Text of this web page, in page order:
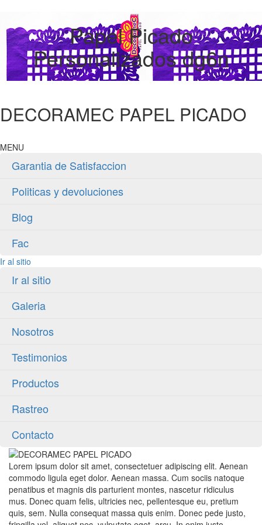
Papel Picado
Personalizados dg6n
DECORAMEC PAPEL PICADO
MENU
Garantia de Satisfaccion
Politicas y devoluciones
Blog
Fac
Ir al sitio
Ir al sitio
Galeria
Nosotros
Testimonios
Productos
Rastreo
Contacto
Lorem ipsum dolor sit amet, consectetuer adipiscing elit. Aenean
commodo ligula eget dolor. Aenean massa. Cum sociis natoque
penatibus et magnis dis parturient montes, nascetur ridiculus
mus. Donec quam felis, ultricies nec, pellentesque eu, pretium
quis, sem. Nulla consequat massa quis enim. Donec pede justo,